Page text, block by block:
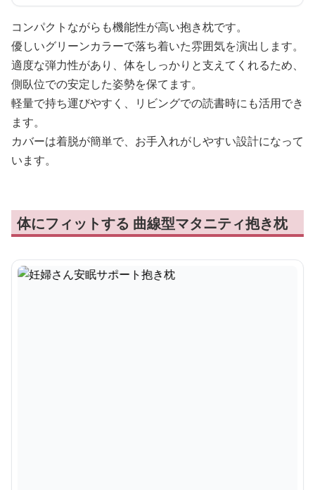
コンパクトながらも機能性が高い抱き枕です。
優しいグリーンカラーで落ち着いた雰囲気を演出します。
適度な弾力性があり、体をしっかりと支えてくれるため、
側臥位での安定した姿勢を保てます。
軽量で持ち運びやすく、リビングでの読書時にも活用でき
ます。
カバーは着脱が簡単で、お手入れがしやすい設計になって
います。
体にフィットする 曲線型マタニティ抱き枕